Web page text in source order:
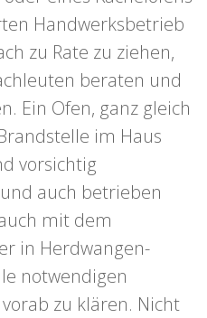
Handwerksbetrieb
zu Rate zu ziehen,
beraten und
Ein Ofen, ganz gleich
im Haus
vorsichtig
auch betrieben
mit dem
in Herdwangen-
notwendigen
zu klären. Nicht